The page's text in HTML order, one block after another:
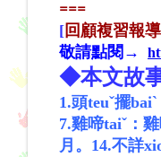
===
[回顧複習報
敬請點閱→
◆本文故
1.頭teuˇ擺
7.雞啼taiˇ：雞
月。 14.不詳